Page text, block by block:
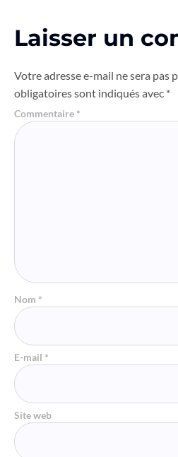
Laisser un
Votre adresse e-mail ne sera pas
obligatoires sont indiqués avec *
Commentaire *
Nom *
E-mail *
Site web